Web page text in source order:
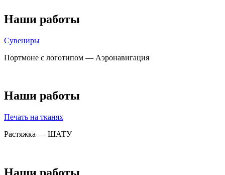
Наши работы
Сувениры
Портмоне с логотипом — Аэронавигация
Наши работы
Печать на тканях
Растяжка — ШАТУ